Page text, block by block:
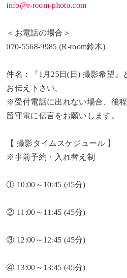
info@r-room-photo.com
＜お電話の場合＞
070-5568-9985 (R-room鈴木)
件名：『1月25日(日) 撮影希望』
お伝え下さい。
※受付電話に出れない場合、後程
留守電に伝言をお願いします。
【 撮影タイムスケジュール 】
※事前予約・入れ替え制
① 10:00～10:45 (45分)
② 11:00～11:45 (45分)
③ 12:00～12:45 (45分)
④ 13:00～13:45 (45分)